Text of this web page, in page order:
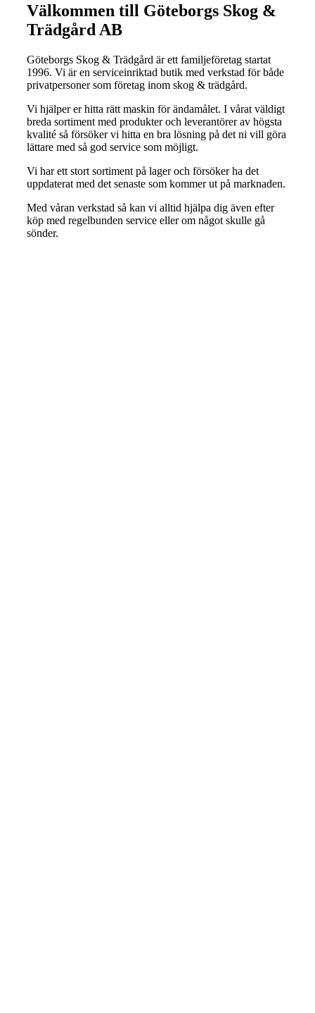
Välkommen till Göteborgs Skog &
Trädgård AB
Göteborgs Skog & Trädgård är ett familjeföretag startat
1996. Vi är en serviceinriktad butik med verkstad för både
privatpersoner som företag inom skog & trädgård.
Vi hjälper er hitta rätt maskin för ändamålet. I vårat väldigt
breda sortiment med produkter och leverantörer av högsta
kvalité så försöker vi hitta en bra lösning på det ni vill göra
lättare med så god service som möjligt.
Vi har ett stort sortiment på lager och försöker ha det
uppdaterat med det senaste som kommer ut på marknaden.
Med våran verkstad så kan vi alltid hjälpa dig även efter
köp med regelbunden service eller om något skulle gå
sönder.